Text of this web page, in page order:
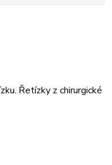
Řetízky z chirurgické